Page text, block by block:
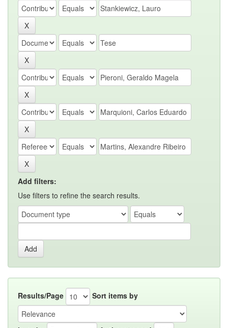
Add filters:
Use filters to refine the search results.
Results/Page Sort items by